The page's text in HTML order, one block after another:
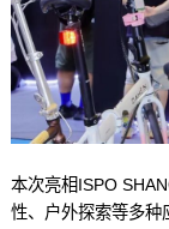
本次亮相ISPO
性、户外探索等多种